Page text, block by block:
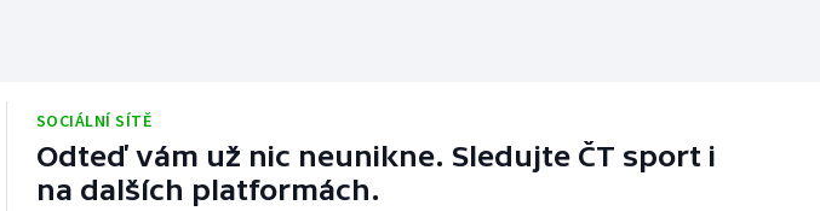
SOCIÁLNÍ SÍTĚ
Odteď vám už nic neunikne. Sledujte ČT sport i
na dalších platformách.